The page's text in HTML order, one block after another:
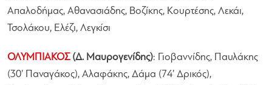
Απαλοδήμας, Αθανασιάδης, Βοζίκης, Κουρτέσης, Λεκάι,
Τσολάκου, Ελέζι, Λεγκίσι
ΟΛΥΜΠΙΑΚΟΣ (Δ. Μαυρογενίδης): Γιοβαννίδης, Παυλάκης
(30’ Παναγάκος), Αλαφάκης, Δάμα (74’ Δρικός),